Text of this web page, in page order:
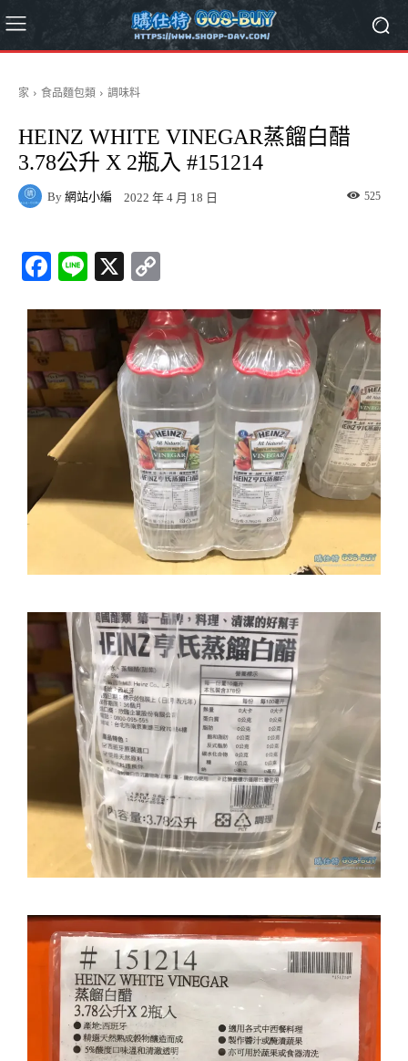
家 食品麵包類 調味料
HEINZ WHITE VINEGAR蒸餾白醋
3.78公升 X 2瓶入 #151214
By 網站小編 2022 年 4 月 18 日 525
Fa
bo
ok
Li
X
y
Li
nk